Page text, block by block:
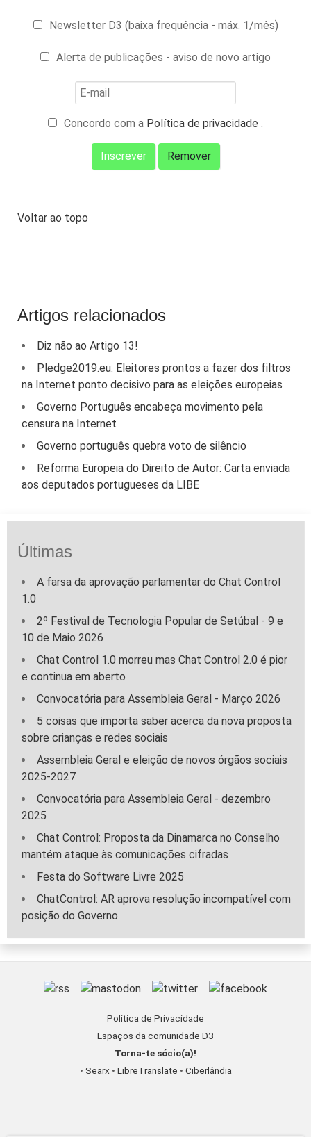
Newsletter D3 (baixa frequência - máx. 1/mês)
Alerta de publicações - aviso de novo artigo
Concordo com a Política de privacidade .
Voltar ao topo
Artigos relacionados
Diz não ao Artigo 13!
Pledge2019.eu: Eleitores prontos a fazer dos filtros
na Internet ponto decisivo para as eleições europeias
Governo Português encabeça movimento pela
censura na Internet
Governo português quebra voto de silêncio
Reforma Europeia do Direito de Autor: Carta enviada
aos deputados portugueses da LIBE
Últimas
A farsa da aprovação parlamentar do Chat Control
1.0
2º Festival de Tecnologia Popular de Setúbal - 9 e
10 de Maio 2026
Chat Control 1.0 morreu mas Chat Control 2.0 é pior
e continua em aberto
Convocatória para Assembleia Geral - Março 2026
5 coisas que importa saber acerca da nova proposta
sobre crianças e redes sociais
Assembleia Geral e eleição de novos órgãos sociais
2025-2027
Convocatória para Assembleia Geral - dezembro
2025
Chat Control: Proposta da Dinamarca no Conselho
mantém ataque às comunicações cifradas
Festa do Software Livre 2025
ChatControl: AR aprova resolução incompatível com
posição do Governo
Política de Privacidade
Espaços da comunidade D3
Torna-te sócio(a)!
• Searx • LibreTranslate • Ciberlândia